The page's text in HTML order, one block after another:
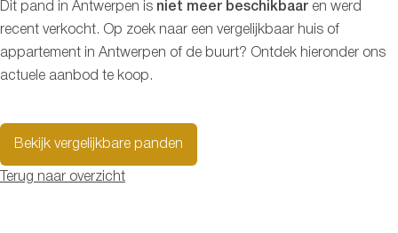
Dit pand in Antwerpen is niet meer beschikbaar en werd
recent verkocht. Op zoek naar een vergelijkbaar huis of
appartement in Antwerpen of de buurt? Ontdek hieronder ons
actuele aanbod te koop.
Bekijk vergelijkbare panden
Terug naar overzicht